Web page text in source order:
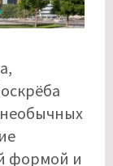
формой и